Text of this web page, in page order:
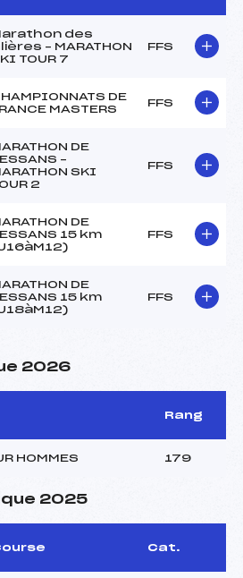
des
– MARATHON
TOUR 7
FFS
DE
MASTERS
FFS
DE
–
SKI
2
FFS
DE
15 km
FFS
DE
15 km
FFS
2026
Rang
HOMMES 179
2025
Cat.